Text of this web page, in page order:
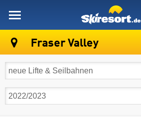
Fraser Valley